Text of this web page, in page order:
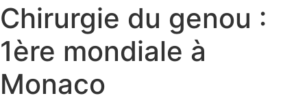
Chirurgie du genou :
1ère mondiale à
Monaco